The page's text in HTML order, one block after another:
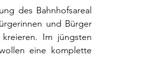
des Bahnhofsareal
und Bürger
Im jüngsten
eine komplette